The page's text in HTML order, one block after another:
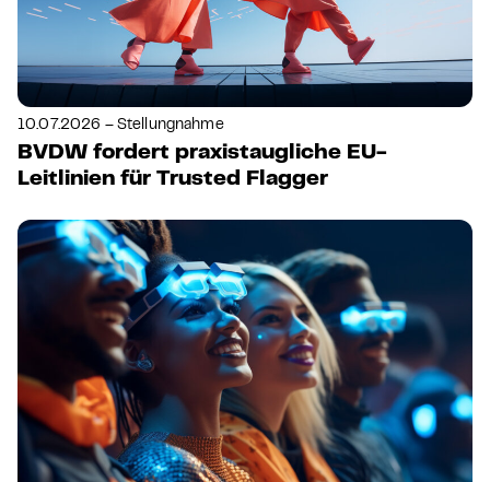
10.07.2026 – Stellungnahme
BVDW fordert praxistaugliche EU-
Leitlinien für Trusted Flagger